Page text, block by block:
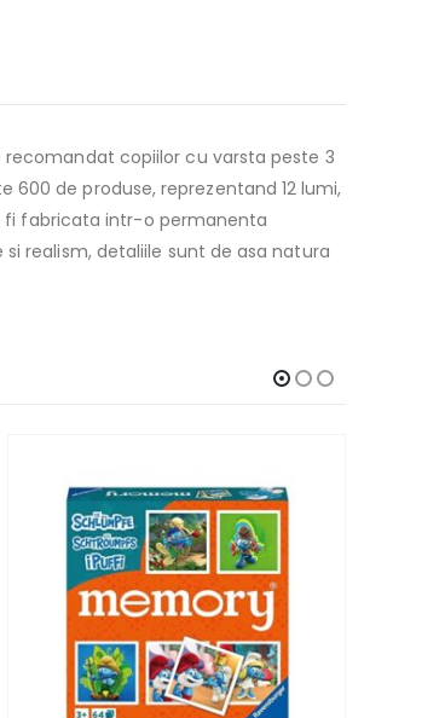
recomandat copiilor cu varsta peste 3
de produse, reprezentand 12 lumi,
fi fabricata intr-o permanenta
realism, detaliile sunt de asa natura